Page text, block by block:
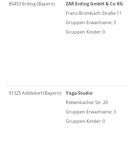
85453 Erding (Bayern)
ZAR Erding GmbH & Co KG
Franz-Brombach-Straße 11
Gruppen Erwachsene: 3
Gruppen Kinder: 0
91325 Adelsdorf (Bayern)
Yoga-Studio
Röttenbacher Str. 20
Gruppen Erwachsene: 3
Gruppen Kinder: 0